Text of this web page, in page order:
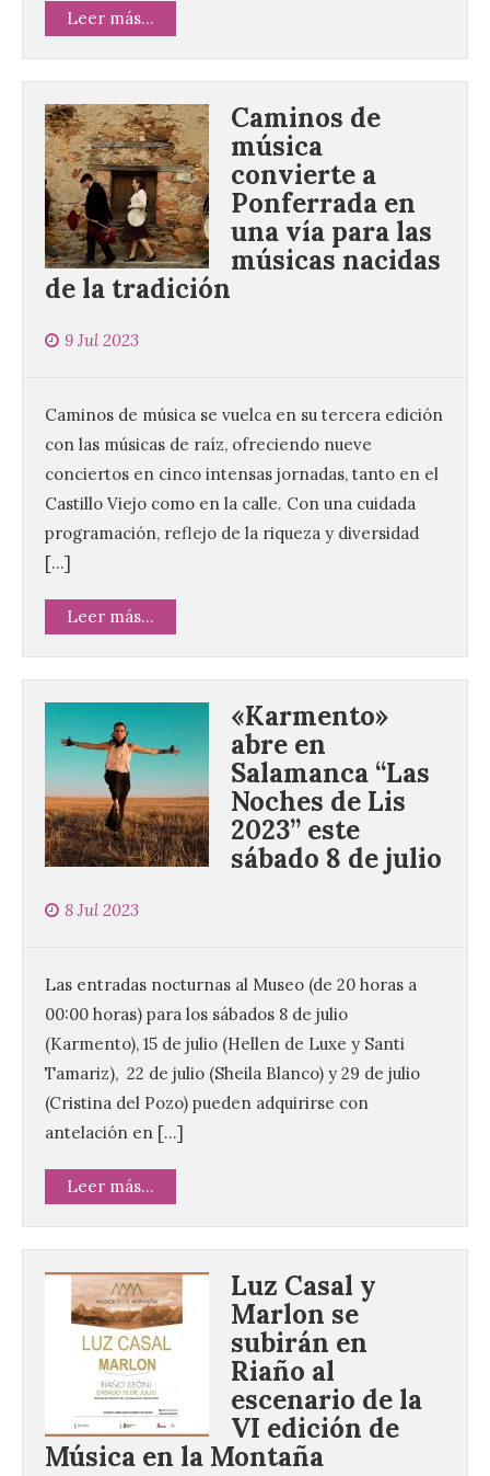
Leer más...
Caminos de
música
convierte a
Ponferrada en
una vía para las
músicas nacidas
de la tradición
9 Jul 2023
Caminos de música se vuelca en su tercera edición
con las músicas de raíz, ofreciendo nueve
conciertos en cinco intensas jornadas, tanto en el
Castillo Viejo como en la calle. Con una cuidada
programación, reflejo de la riqueza y diversidad
[…]
Leer más...
«Karmento»
abre en
Salamanca “Las
Noches de Lis
2023” este
sábado 8 de julio
8 Jul 2023
Las entradas nocturnas al Museo (de 20 horas a
00:00 horas) para los sábados 8 de julio
(Karmento), 15 de julio (Hellen de Luxe y Santi
Tamariz), 22 de julio (Sheila Blanco) y 29 de julio
(Cristina del Pozo) pueden adquirirse con
antelación en […]
Leer más...
Luz Casal y
Marlon se
subirán en
Riaño al
escenario de la
VI edición de
Música en la Montaña